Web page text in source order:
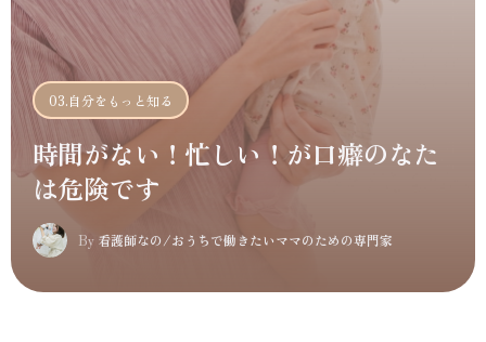
03.自分をもっと知る
時間がない！忙しい！が口癖のなた
は危険です
By 看護師なの/おうちで働きたいママのための専門家